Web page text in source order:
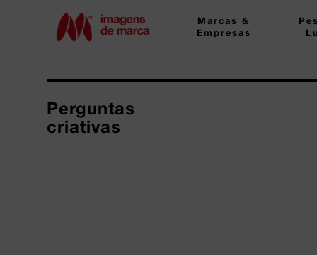
Marcas &
Empresas
Perguntas
criativas